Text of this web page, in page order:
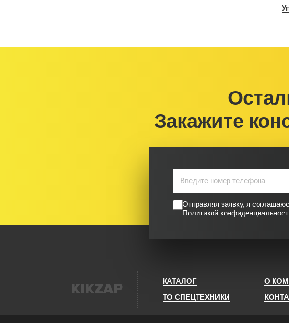
Закажите
Отправляя заявку, я
Политикой
KIKZAP КАТАЛОГ
О
ТО СПЕЦТЕХНИКИ